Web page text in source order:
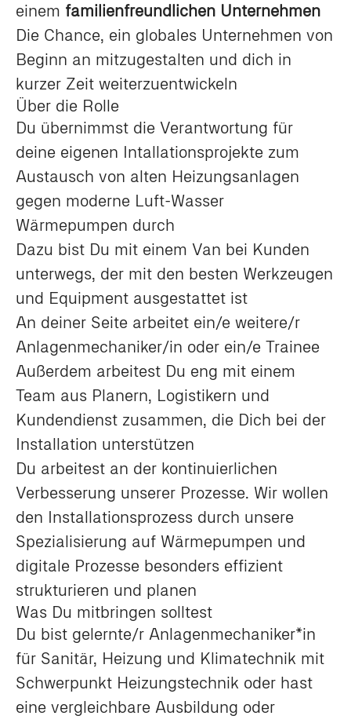
einem familienfreundlichen Unternehmen
Die Chance, ein globales Unternehmen von
Beginn an mitzugestalten und dich in
kurzer Zeit weiterzuentwickeln
Über die Rolle
Du übernimmst die Verantwortung für
deine eigenen Intallationsprojekte zum
Austausch von alten Heizungsanlagen
gegen moderne Luft-Wasser
Wärmepumpen durch
Dazu bist Du mit einem Van bei Kunden
unterwegs, der mit den besten Werkzeugen
und Equipment ausgestattet ist
An deiner Seite arbeitet ein/e weitere/r
Anlagenmechaniker/in oder ein/e Trainee
Außerdem arbeitest Du eng mit einem
Team aus Planern, Logistikern und
Kundendienst zusammen, die Dich bei der
Installation unterstützen
Du arbeitest an der kontinuierlichen
Verbesserung unserer Prozesse. Wir wollen
den Installationsprozess durch unsere
Spezialisierung auf Wärmepumpen und
digitale Prozesse besonders effizient
strukturieren und planen
Was Du mitbringen solltest
Du bist gelernte/r Anlagenmechaniker*in
für Sanitär, Heizung und Klimatechnik mit
Schwerpunkt Heizungstechnik oder hast
eine vergleichbare Ausbildung oder